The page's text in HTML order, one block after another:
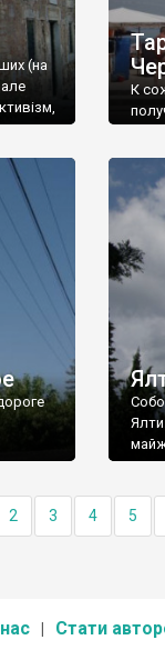
(на
К
2 3 4 5
Стати